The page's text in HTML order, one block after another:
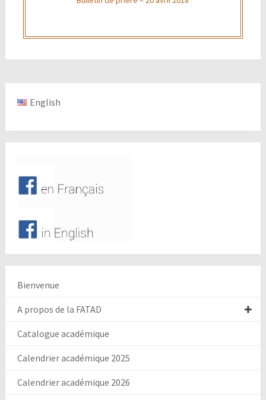
English
Bienvenue
A propos de la FATAD
Catalogue académique
Calendrier académique 2025
Calendrier académique 2026